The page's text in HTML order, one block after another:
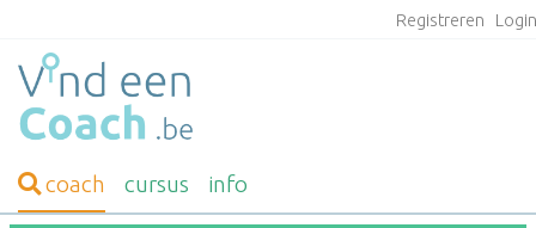
Registreren
coach cursus info